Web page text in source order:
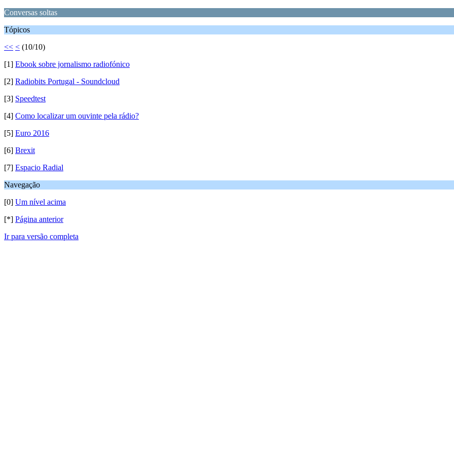
Conversas soltas
Tópicos
<< < (10/10)
[1] Ebook sobre jornalismo radiofónico
[2] Radiobits Portugal - Soundcloud
[3] Speedtest
[4] Como localizar um ouvinte pela rádio?
[5] Euro 2016
[6] Brexit
[7] Espacio Radial
Navegação
[0] Um nível acima
[*] Página anterior
Ir para versão completa